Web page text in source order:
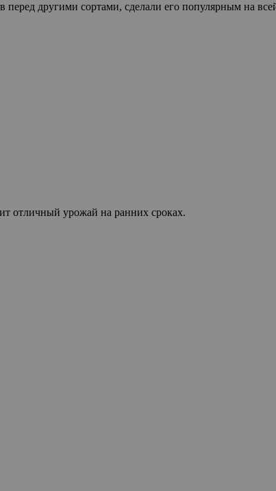
другими сортами, сделали его популярным на
отличный урожай на ранних сроках.